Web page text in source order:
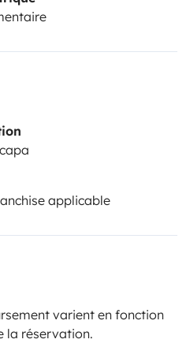
applicable
varient en fonction
la réservation.